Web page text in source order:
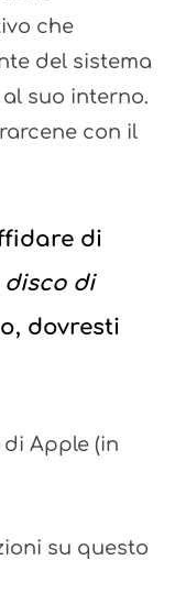
che
del sistema
suo interno.
con il
di
di
dovresti
di Apple (in
su questo